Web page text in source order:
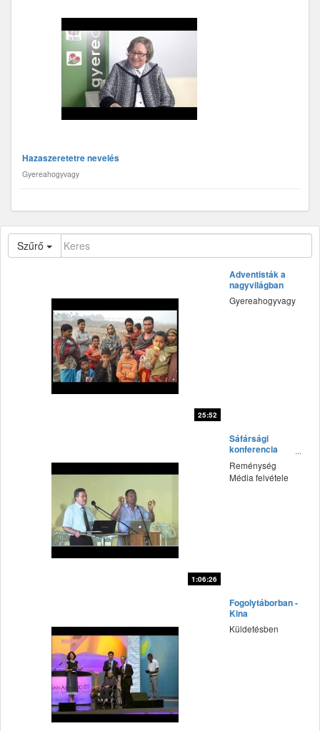
Hazaszeretetre nevelés
Gyereahogyvagy
Szűrő
25:52
Adventisták a
nagyvilágban
Gyereahogyvagy
1:06:26
Sáfársági
konferencia
(2015') Vasárnap
délelőtt 1.rész
Reménység
Média felvétele
Fogolytáborban -
Kina
Küldetésben